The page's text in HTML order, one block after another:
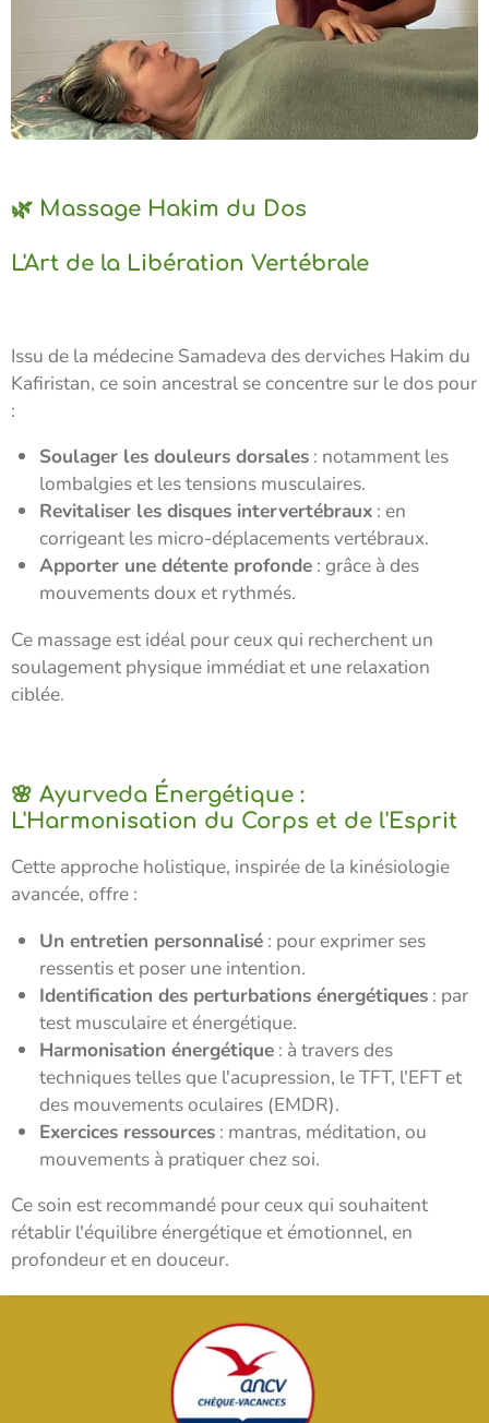
🌿 Massage Hakim du Dos
L'Art de la Libération Vertébrale
Issu de la médecine Samadeva des derviches Hakim du
Kafiristan, ce soin ancestral se concentre sur le dos pour
:
Soulager les douleurs dorsales : notamment les
lombalgies et les tensions musculaires.
Revitaliser les disques intervertébraux : en
corrigeant les micro-déplacements vertébraux.
Apporter une détente profonde : grâce à des
mouvements doux et rythmés.
Ce massage est idéal pour ceux qui recherchent un
soulagement physique immédiat et une relaxation
ciblée.
🌸 Ayurveda Énergétique :
L'Harmonisation du Corps et de l'Esprit
Cette approche holistique, inspirée de la kinésiologie
avancée, offre :
Un entretien personnalisé : pour exprimer ses
ressentis et poser une intention.
Identification des perturbations énergétiques : par
test musculaire et énergétique.
Harmonisation énergétique : à travers des
techniques telles que l'acupression, le TFT, l'EFT et
des mouvements oculaires (EMDR).
Exercices ressources : mantras, méditation, ou
mouvements à pratiquer chez soi.
Ce soin est recommandé pour ceux qui souhaitent
rétablir l'équilibre énergétique et émotionnel, en
profondeur et en douceur.